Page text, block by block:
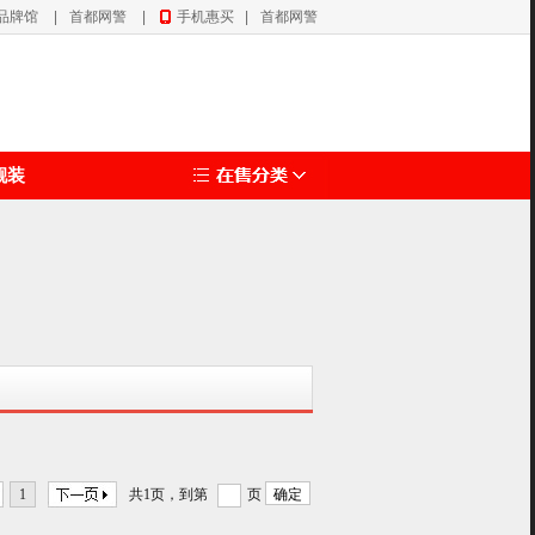
牌馆 首都网警 手机惠买 首都网警
装
共1页，到第 页
1